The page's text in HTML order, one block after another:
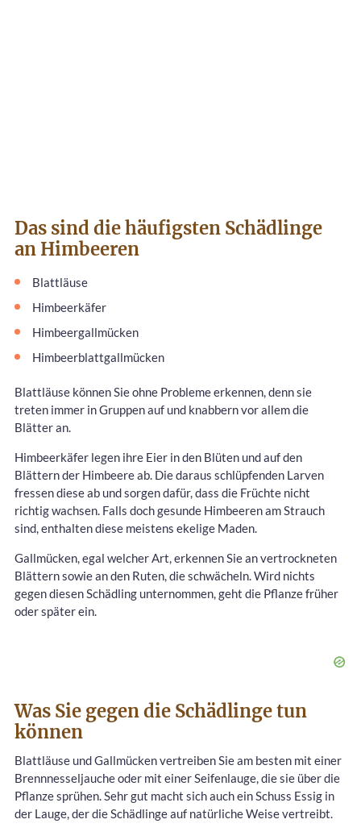
Das sind die häufigsten Schädlinge
an Himbeeren
Blattläuse
Himbeerkäfer
Himbeergallmücken
Himbeerblattgallmücken
Blattläuse können Sie ohne Probleme erkennen, denn sie
treten immer in Gruppen auf und knabbern vor allem die
Blätter an.
Himbeerkäfer legen ihre Eier in den Blüten und auf den
Blättern der Himbeere ab. Die daraus schlüpfenden Larven
fressen diese ab und sorgen dafür, dass die Früchte nicht
richtig wachsen. Falls doch gesunde Himbeeren am Strauch
sind, enthalten diese meistens ekelige Maden.
Gallmücken, egal welcher Art, erkennen Sie an vertrockneten
Blättern sowie an den Ruten, die schwächeln. Wird nichts
gegen diesen Schädling unternommen, geht die Pflanze früher
oder später ein.
Was Sie gegen die Schädlinge tun
können
Blattläuse und Gallmücken vertreiben Sie am besten mit einer
Brennnesseljauche oder mit einer Seifenlauge, die sie über die
Pflanze sprühen. Sehr gut macht sich auch ein Schuss Essig in
der Lauge, der die Schädlinge auf natürliche Weise vertreibt.